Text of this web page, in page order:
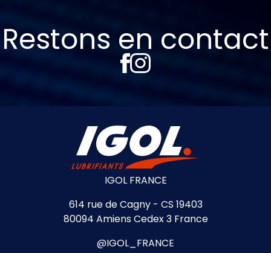
Restons en contact
IGOL FRANCE
614 rue de Cagny - CS 19403
80094 Amiens Cedex 3 France
@IGOL_FRANCE